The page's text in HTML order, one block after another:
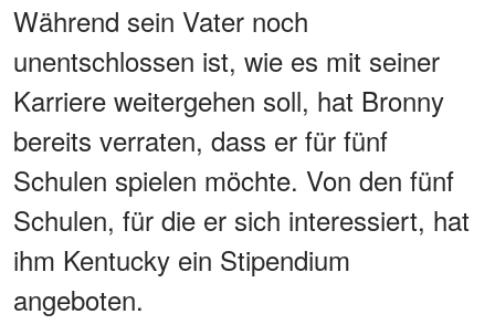
Während sein Vater noch
unentschlossen ist, wie es mit seiner
Karriere weitergehen soll, hat Bronny
bereits verraten, dass er für fünf
Schulen spielen möchte. Von den fünf
Schulen, für die er sich interessiert, hat
ihm Kentucky ein Stipendium
angeboten.